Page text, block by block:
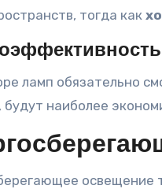
тогда как
ламп обязательно
будут наиболее
освещение